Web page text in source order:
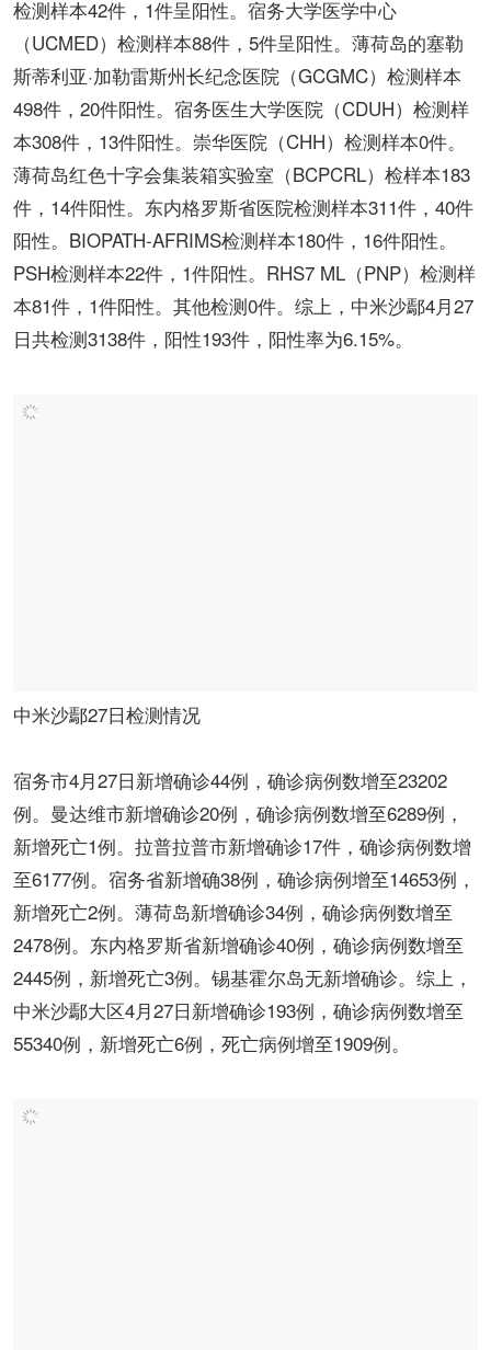
检测样本42件，1件呈阳性。宿务大学医学中心
（UCMED）检测样本88件，5件呈阳性。薄荷岛的塞勒
斯蒂利亚·加勒雷斯州长纪念医院（GCGMC）检测样本
498件，20件阳性。宿务医生大学医院（CDUH）检测样
本308件，13件阳性。崇华医院（CHH）检测样本0件。
薄荷岛红色十字会集装箱实验室（BCPCRL）检样本183
件，14件阳性。东内格罗斯省医院检测样本311件，40件
阳性。BIOPATH-AFRIMS检测样本180件，16件阳性。
PSH检测样本22件，1件阳性。RHS7 ML（PNP）检测样
本81件，1件阳性。其他检测0件。综上，中米沙鄢4月27
日共检测3138件，阳性193件，阳性率为6.15%。
中米沙鄢27日检测情况
宿务市4月27日新增确诊44例，确诊病例数增至23202
例。曼达维市新增确诊20例，确诊病例数增至6289例，
新增死亡1例。拉普拉普市新增确诊17件，确诊病例数增
至6177例。宿务省新增确38例，确诊病例增至14653例，
新增死亡2例。薄荷岛新增确诊34例，确诊病例数增至
2478例。东内格罗斯省新增确诊40例，确诊病例数增至
2445例，新增死亡3例。锡基霍尔岛无新增确诊。综上，
中米沙鄢大区4月27日新增确诊193例，确诊病例数增至
55340例，新增死亡6例，死亡病例增至1909例。